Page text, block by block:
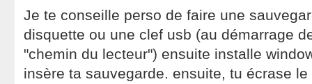
Je te conseille perso de faire une
disquette ou une clef usb (au démarrage
"chemin du lecteur") ensuite installe
insère ta sauvegarde. ensuite, tu écrase